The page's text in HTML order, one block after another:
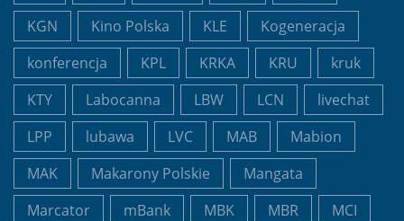
KGN
Kino Polska KLE
Kogeneracja
konferencja
KPL KRKA KRU
kruk
KTY
Labocanna LBW LCN
livechat
LPP
lubawa LVC MAB
Mabion
MAK
Makarony Polskie
Mangata
Marcator
mBank MBK MBR
MCI